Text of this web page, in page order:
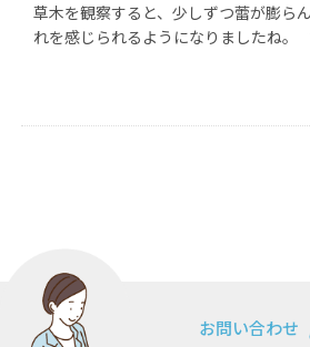
草木を観察すると、少しずつ蕾が膨ら
れを感じられるようになりましたね。
お問い合わせ